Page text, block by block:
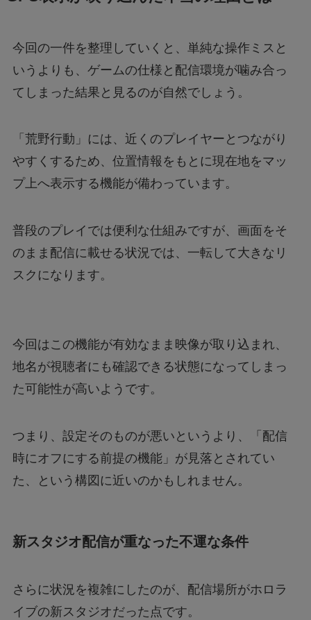
今回の一件を整理していくと、単純な操作ミスと
いうよりも、ゲームの仕様と配信環境が噛み合っ
てしまった結果と見るのが自然でしょう。
「荒野行動」には、近くのプレイヤーとつながり
やすくするため、位置情報をもとに現在地をマッ
プ上へ表示する機能が備わっています。
普段のプレイでは便利な仕組みですが、画面をそ
のまま配信に載せる状況では、一転して大きなリ
スクになります。
今回はこの機能が有効なまま映像が取り込まれ、
地名が視聴者にも確認できる状態になってしまっ
た可能性が高いようです。
つまり、設定そのものが悪いというより、「配信
時にオフにする前提の機能」が見落とされてい
た、という構図に近いのかもしれません。
新スタジオ配信が重なった不運な条件
さらに状況を複雑にしたのが、配信場所がホロラ
イブの新スタジオだった点です。